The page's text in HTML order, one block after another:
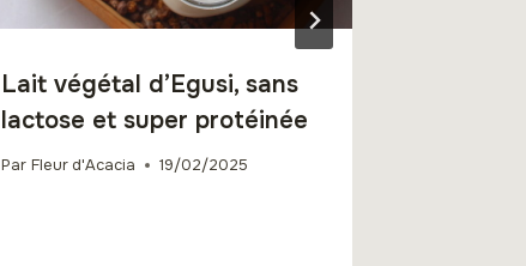
Lait végétal d’Egusi, sans
lactose et super protéinée
Par Fleur d'Acacia 19/02/2025